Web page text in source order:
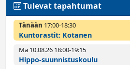
Tulevat tapahtumat
Tänään 17:00­-18:30
Kuntorastit: Kotanen
Ma 10.08.26 18:00­-19:15
Hippo-suunnistuskoulu